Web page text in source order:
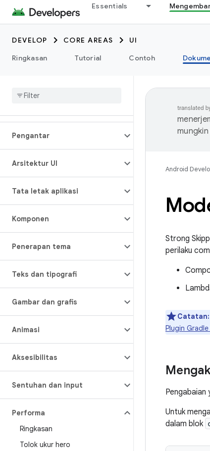
Essentials
DEVELOP CORE AREAS
UI
Ringkasan
Tutorial Contoh
Pengantar
Arsitektur UI
Tata letak aplikasi
Komponen
Penerapan tema
Teks dan tipografi
Gambar dan grafis
Animasi
Aksesibilitas
Sentuhan dan input
Performa
Ringkasan
Tolok ukur hero
Android
Strong
perilaku
Catatan:
Plugin
Untuk
dalam blok